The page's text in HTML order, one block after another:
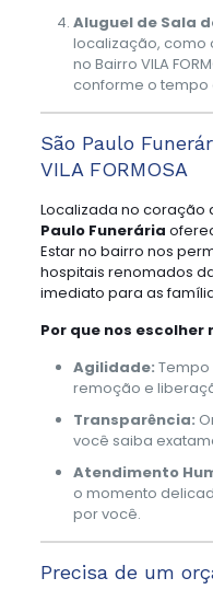
Aluguel de Sala
localização, como
no Bairro VILA
conforme o tempo
São Paulo
VILA FORMOSA
Localizada no coração
Paulo Funerária
Estar no bairro nos
hospitais renomados
imediato para as
Por que nos escolher
Agilidade:
remoção e
Transparência:
você saiba
Atendimento
o momento
por você.
Precisa de um